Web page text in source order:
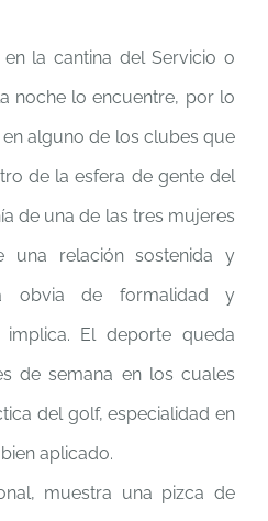
la cantina del Servicio o
noche lo encuentre, por lo
alguno de los clubes que
de la esfera de gente del
de una de las tres mujeres
una relación sostenida y
obvia de formalidad y
El deporte queda
de semana en los cuales
del golf, especialidad en
aplicado.
muestra una pizca de